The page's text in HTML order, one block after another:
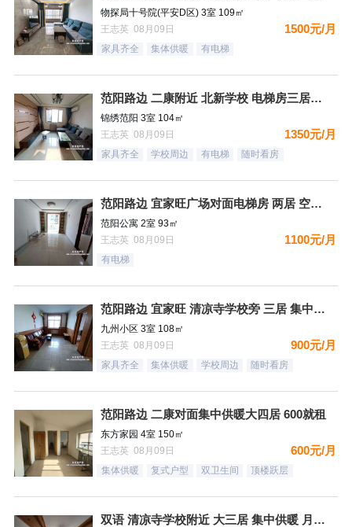
物探局十号院(平安D区) 3室 109㎡
王志英 08月09日
1500元/月
家具齐全 集体供暖 有电梯
范阳路边 二康附近 北新学校 电梯房三居室 拎包即住
锦绣范阳 3室 104㎡
王志英 08月09日
1350元/月
家具齐全 学校周边 有电梯 随时看房
范阳路边 宜家旺广场对面电梯房 两居 空房 可配齐
范阳公寓 2室 93㎡
王志英 08月09日
1100元/月
有电梯
范阳路边 宜家旺 清凉寺学校旁 三居 集中供暖
九州小区 3室 108㎡
王志英 08月09日
900元/月
家具齐全 集体供暖 学校周边 随时看房
范阳路边 二康对面集中供暖大四居 600就租
东方家园 4室 150㎡
王志英 08月09日
600元/月
集体供暖 复式户型 双卫生间 顶楼跃层
双语 清凉寺学校附近 大三居 集中供暖 月租900